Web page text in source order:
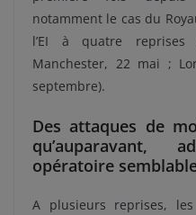
notamment le cas du
l’EI à quatre
Manchester, 22 mai ;
septembre).
Des attaques de
qu’auparavant,
opératoire
A plusieurs reprises,